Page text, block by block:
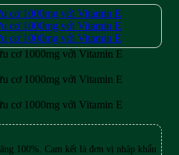
100%. Cam kết là đơn vị nhập khẩu